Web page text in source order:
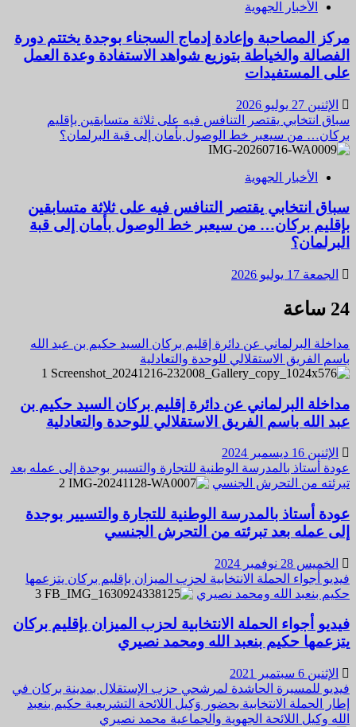
الأخبار الجهوية
مركز المصاحبة وإعادة إدماج السجناء بوجدة يختتم دورة
الفصالة والخياطة بتوزيع شواهد الاستفادة وعدة العمل
على المستفيدات
الإثنين 27 يوليو 2026
سباق انتخابي يقتصر التنافس فيه على ثلاثة متسابقين بإقليم
بركان… من سيعبر خط الوصول بأمان إلى قبة البرلمان؟
الأخبار الجهوية
سباق انتخابي يقتصر التنافس فيه على ثلاثة متسابقين
بإقليم بركان… من سيعبر خط الوصول بأمان إلى قبة
البرلمان؟
الجمعة 17 يوليو 2026
24 ساعة
مداخلة البرلماني عن دائرة إقليم بركان السيد حكيم بن عبد الله
باسم الفريق الاستقلالي للوحدة والتعادلية
1
مداخلة البرلماني عن دائرة إقليم بركان السيد حكيم بن
عبد الله باسم الفريق الاستقلالي للوحدة والتعادلية
الإثنين 16 ديسمبر 2024
عودة أستاذ بالمدرسة الوطنية للتجارة والتسيير بوجدة إلى عمله بعد
تبرئته من التحرش الجنسي
2
عودة أستاذ بالمدرسة الوطنية للتجارة والتسيير بوجدة
إلى عمله بعد تبرئته من التحرش الجنسي
الخميس 28 نوفمبر 2024
فيديو أجواء الحملة الانتخابية لحزب الميزان بإقليم بركان يتزعمها
حكيم بنعبد الله ومحمد نصيري
3
فيديو أجواء الحملة الانتخابية لحزب الميزان بإقليم بركان
يتزعمها حكيم بنعبد الله ومحمد نصيري
الإثنين 6 سبتمبر 2021
فيديو للمسيرة الحاشدة لمرشحي حزب الإستقلال بمدينة بركان في
إطار الحملة الانتخابية بحضور وَكِيل اللائحة التشريعية حكيم بنعبد
الله وكيل اللائحة الجهوية والجماعية محمد نصيري